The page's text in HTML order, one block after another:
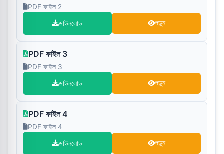
PDF ফাইল 2
ডাউনলোড পড়ুন
PDF ফাইল 3
PDF ফাইল 3
ডাউনলোড পড়ুন
PDF ফাইল 4
PDF ফাইল 4
ডাউনলোড পড়ুন